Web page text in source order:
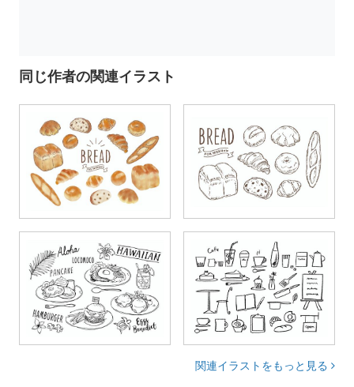
同じ作者の関連イラスト
関連イラストをもっと見る